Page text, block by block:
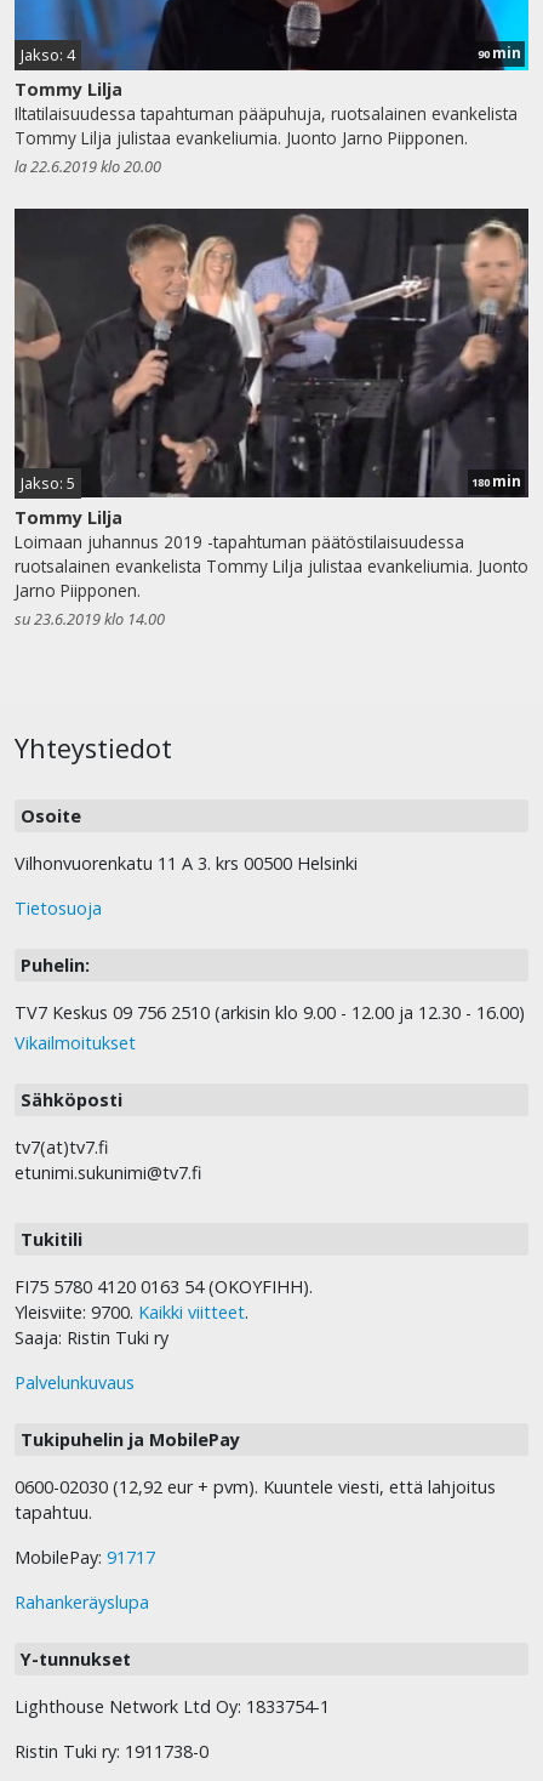
Jakso: 4 90 min
Tommy Lilja
Iltatilaisuudessa tapahtuman pääpuhuja, ruotsalainen evankelista
Tommy Lilja julistaa evankeliumia. Juonto Jarno Piipponen.
la 22.6.2019 klo 20.00
Jakso: 5 180 min
Tommy Lilja
Loimaan juhannus 2019 -tapahtuman päätöstilaisuudessa
ruotsalainen evankelista Tommy Lilja julistaa evankeliumia. Juonto
Jarno Piipponen.
su 23.6.2019 klo 14.00
Yhteystiedot
Osoite
Vilhonvuorenkatu 11 A 3. krs 00500 Helsinki
Tietosuoja
Puhelin:
TV7 Keskus 09 756 2510 (arkisin klo 9.00 - 12.00 ja 12.30 - 16.00)
Vikailmoitukset
Sähköposti
tv7(at)tv7.fi
etunimi.sukunimi@tv7.fi
Tukitili
FI75 5780 4120 0163 54 (OKOYFIHH).
Yleisviite: 9700. Kaikki viitteet.
Saaja: Ristin Tuki ry
Palvelunkuvaus
Tukipuhelin ja MobilePay
0600-02030 (12,92 eur + pvm). Kuuntele viesti, että lahjoitus
tapahtuu.
MobilePay: 91717
Rahankeräyslupa
Y-tunnukset
Lighthouse Network Ltd Oy: 1833754-1
Ristin Tuki ry: 1911738-0